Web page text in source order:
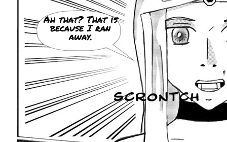
Ah that? That is
because I ran
away.